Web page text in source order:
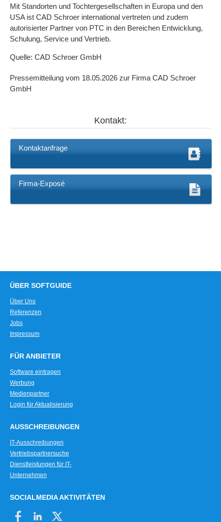
Mit Standorten und Tochtergesellschaften in Europa und den
USA ist CAD Schroer international vertreten und zudem
autorisierter Partner von PTC in den Bereichen Entwicklung,
Schulung, Service und Vertrieb.
Quelle: CAD Schroer GmbH
Pressemitteilung vom 18.05.2026 zur Firma CAD Schroer
GmbH
Kontakt:
Kontaktanfrage
Firma-Exposé
ÜBER SOFTGUIDE
Über Uns
Referenzen
Jobs
Impressum
FÜR ANBIETER
Software eintragen
Werbung
Medienpartner
Login für Aktualisierung
AUSSCHREIBUNGEN
IT-Ausschreibungen
Vertriebspartnersuche
Dienstleistungen für IT-
Unternehmen
SOCIALMEDIA AKTIVITÄTEN